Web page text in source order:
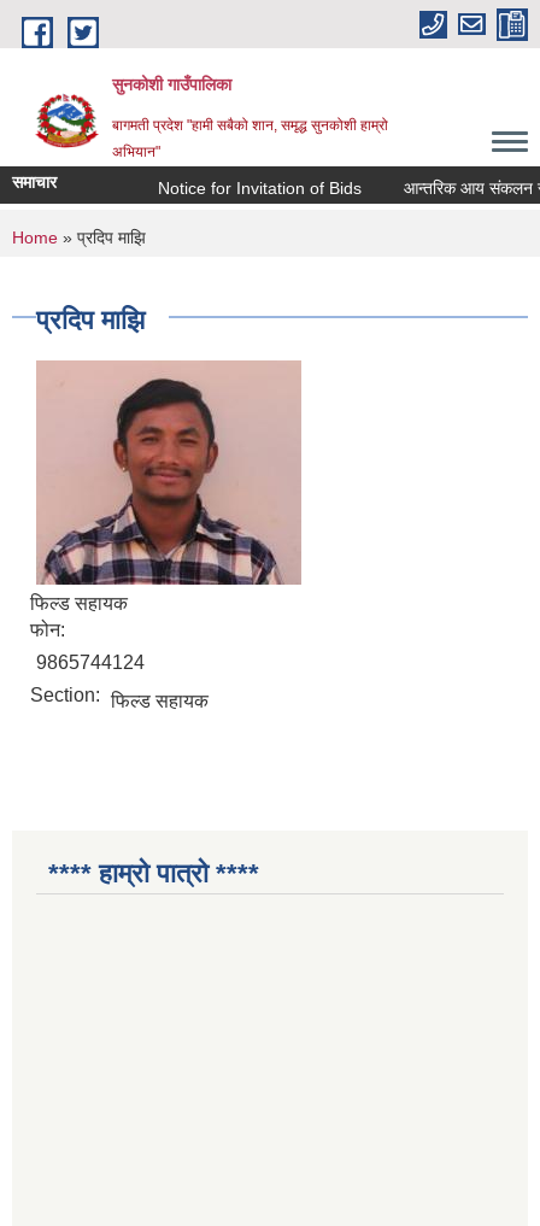
Skip to main content
सुनकोशी गाउँपालिका
बागमती प्रदेश "हामी सबैको शान, समृद्ध सुनकोशी हाम्रो
अभियान"
समाचार Notice for Invitation of Bids आन्तरिक आय संकलन सम्बन्धी
You are here
Home » प्रदिप माझि
प्रदिप माझि
फिल्ड सहायक
फोन:
9865744124
Section: फिल्ड सहायक
**** हाम्रो पात्रो ****